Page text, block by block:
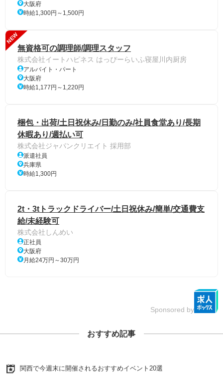
大阪府
時給1,300円～1,500円
NEW
無資格可の調理師/調理スタッフ
株式会社イートハピネス はっぴーらいふ寝屋川内厨房
アルバイト・パート
大阪府
時給1,177円～1,220円
梱包・出荷/土日祝休み/日勤のみ/社員食堂あり/長期
休暇あり/週払い可
株式会社ジャパンクリエイト 採用部
派遣社員
兵庫県
時給1,300円
2t・3tトラックドライバー/土日祝休み/簡単/交通費支
給/未経験可
株式会社しんめい
正社員
大阪府
月給24万円～30万円
Sponsored by
おすすめ記事
関西で今週末に開催されるおすすめイベント20選